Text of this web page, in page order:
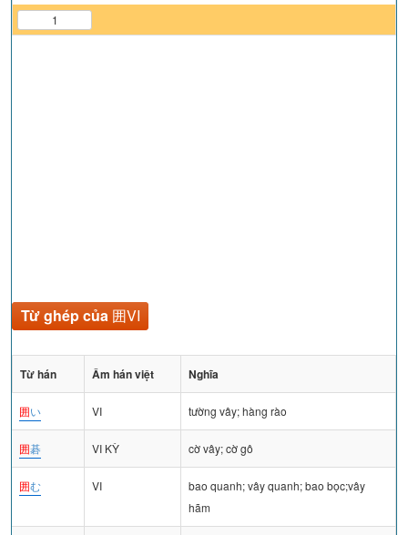
1
Từ ghép của 囲VI
Từ hán Âm hán việt Nghĩa
囲い VI tường vây; hàng rào
囲碁 VI KỲ cờ vây; cờ gô
囲む VI
bao quanh; vây quanh; bao bọc;vây
hãm